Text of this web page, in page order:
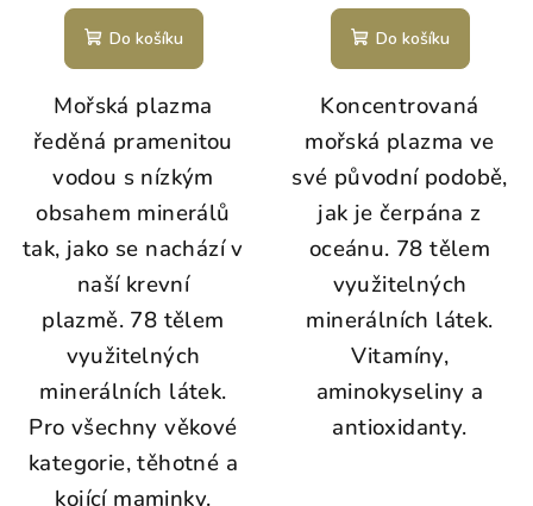
Do košíku
Mořská plazma
ředěná pramenitou
vodou s nízkým
obsahem minerálů
tak, jako se nachází v
naší krevní
plazmě. 78 tělem
využitelných
minerálních látek.
Pro všechny věkové
kategorie, těhotné a
kojící maminky.
Do košíku
Koncentrovaná
mořská plazma ve
své původní podobě,
jak je čerpána z
oceánu. 78 tělem
využitelných
minerálních látek.
Vitamíny,
aminokyseliny a
antioxidanty.